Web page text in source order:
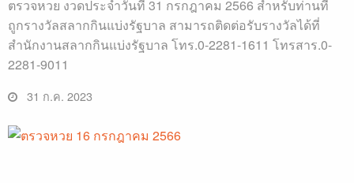
ตรวจหวย งวดประจำวันที่ 31 กรกฎาคม 2566 สำหรับท่านที่
ถูกรางวัลสลากกินแบ่งรัฐบาล สามารถติดต่อรับรางวัลได้ที่
สำนักงานสลากกินแบ่งรัฐบาล โทร.0-2281-1611 โทรสาร.0-
2281-9011
31 ก.ค. 2023